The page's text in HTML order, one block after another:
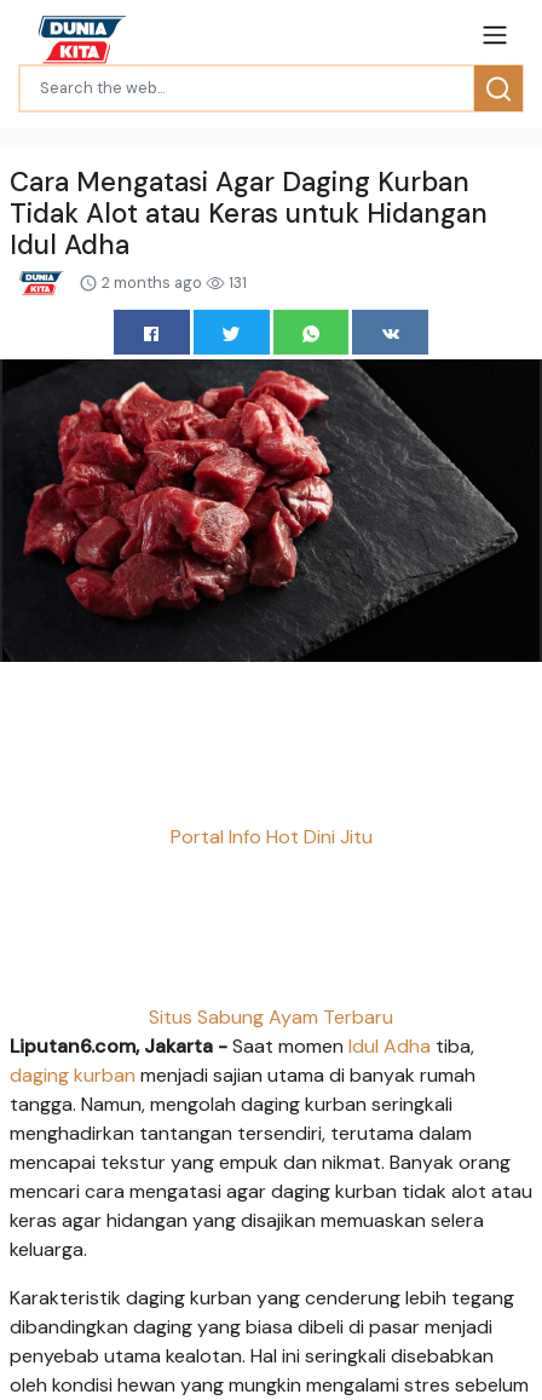
Cara Mengatasi Agar Daging Kurban
Tidak Alot atau Keras untuk Hidangan
Idul Adha
2 months ago 131
Portal Info Hot Dini Jitu
Situs Sabung Ayam Terbaru
Liputan6.com, Jakarta -Saat momen Idul Adha tiba,
daging kurban menjadi sajian utama di banyak rumah
tangga. Namun, mengolah daging kurban seringkali
menghadirkan tantangan tersendiri, terutama dalam
mencapai tekstur yang empuk dan nikmat. Banyak orang
mencari cara mengatasi agar daging kurban tidak alot atau
keras agar hidangan yang disajikan memuaskan selera
keluarga.
Karakteristik daging kurban yang cenderung lebih tegang
dibandingkan daging yang biasa dibeli di pasar menjadi
penyebab utama kealotan. Hal ini seringkali disebabkan
oleh kondisi hewan yang mungkin mengalami stres sebelum